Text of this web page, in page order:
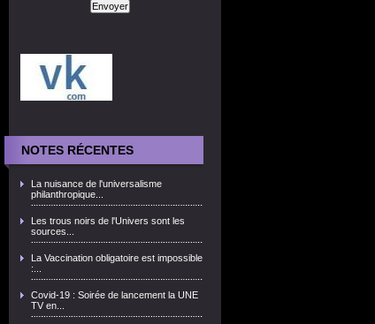
NOTES RÉCENTES
La nuisance de l'universalisme
philanthropique...
Les trous noirs de l'Univers sont les
sources...
La Vaccination obligatoire est impossible
:...
Covid-19 : Soirée de lancement la UNE
TV en...